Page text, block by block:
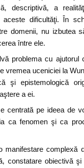
descriptivă, a
dificultăţi. În
domenii, nu izbutea
între ele.
problema cu ajutorul
vremea uceniciei la
şi epistemologică
a ei.
centrată pe ideea de
ca fenomen şi ca
manifestare complexă
constatare obiectivă